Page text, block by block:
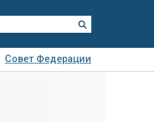
Совет Федерации